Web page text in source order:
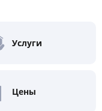
Услуги
Цены